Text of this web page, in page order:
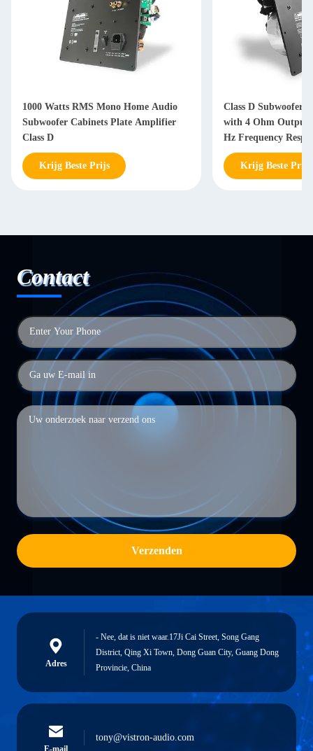
1000 Watts RMS Mono Home Audio
Subwoofer Cabinets Plate Amplifier
Class D
Krijg Beste Prijs
Class D Subwoofer
with 4 Ohm Output
Hz Frequency
Power Supply
Krijg Beste Prijs
Contact
Verzenden
Adres
- Nee, dat is niet waar.17Ji Cai Street, Song Gang
District, Qing Xi Town, Dong Guan City, Guang Dong
Provincie, China
E-mail
tony@vistron-audio.com